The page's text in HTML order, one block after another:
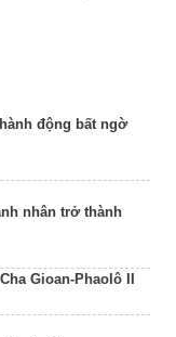
động bất ngờ
nhân trở thành
Gioan-Phaolô II